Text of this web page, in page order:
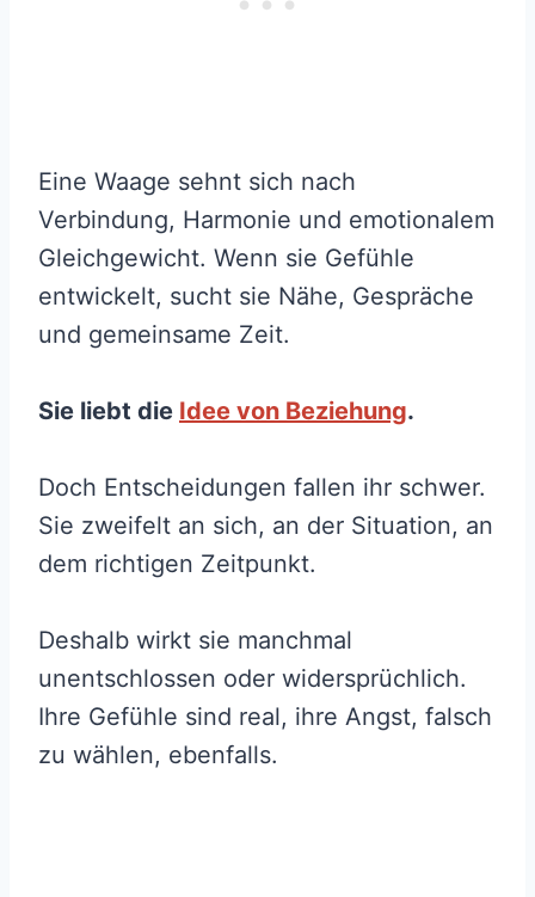
Eine Waage sehnt sich nach
Verbindung, Harmonie und emotionalem
Gleichgewicht. Wenn sie Gefühle
entwickelt, sucht sie Nähe, Gespräche
und gemeinsame Zeit.
Sie liebt die Idee von Beziehung.
Doch Entscheidungen fallen ihr schwer.
Sie zweifelt an sich, an der Situation, an
dem richtigen Zeitpunkt.
Deshalb wirkt sie manchmal
unentschlossen oder widersprüchlich.
Ihre Gefühle sind real, ihre Angst, falsch
zu wählen, ebenfalls.